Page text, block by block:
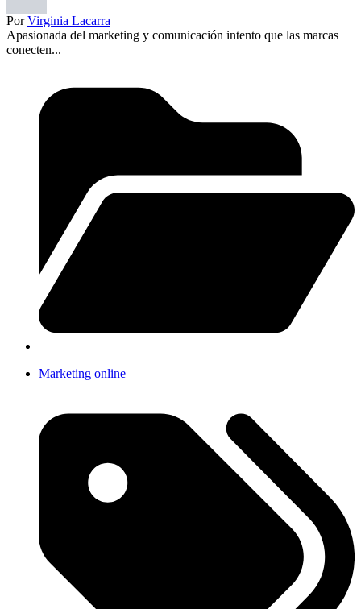
PorVirginia Lacarra
Apasionada del marketing y comunicación intento que las marcas
conecten...
Marketing online